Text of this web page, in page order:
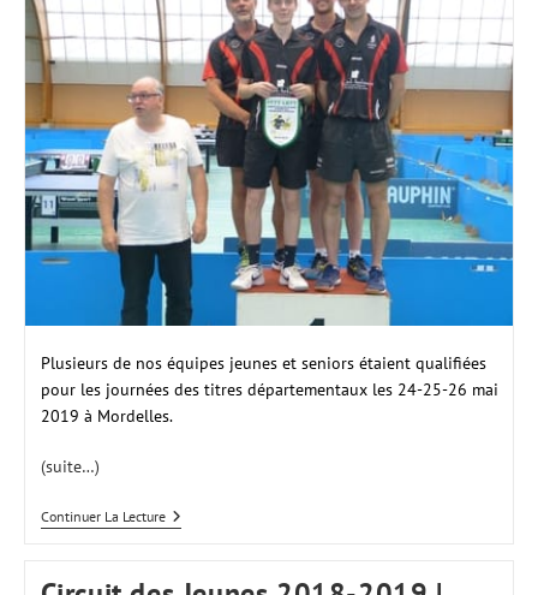
Plusieurs de nos équipes jeunes et seniors étaient qualifiées
pour les journées des titres départementaux les 24-25-26 mai
2019 à Mordelles.
(suite…)
Continuer La LectureLa
PR